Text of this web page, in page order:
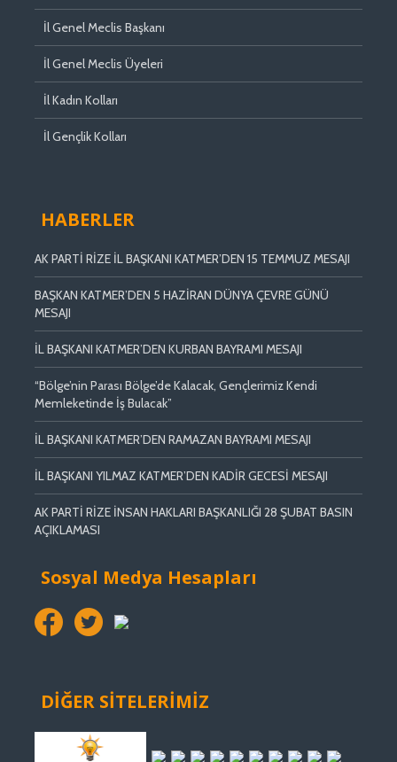
İl Genel Meclis Başkanı
İl Genel Meclis Üyeleri
İl Kadın Kolları
İl Gençlik Kolları
HABERLER
AK PARTİ RİZE İL BAŞKANI KATMER’DEN 15 TEMMUZ MESAJI
BAŞKAN KATMER’DEN 5 HAZİRAN DÜNYA ÇEVRE GÜNÜ
MESAJI
İL BAŞKANI KATMER’DEN KURBAN BAYRAMI MESAJI
“Bölge’nin Parası Bölge’de Kalacak, Gençlerimiz Kendi
Memleketinde İş Bulacak”
İL BAŞKANI KATMER’DEN RAMAZAN BAYRAMI MESAJI
İL BAŞKANI YILMAZ KATMER’DEN KADİR GECESİ MESAJI
AK PARTİ RİZE İNSAN HAKLARI BAŞKANLIĞI 28 ŞUBAT BASIN
AÇIKLAMASI
Sosyal Medya Hesapları
DİĞER SİTELERİMİZ